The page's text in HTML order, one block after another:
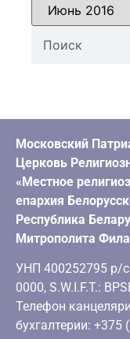
Московский
Церковь
«Местное
епархия
Республика
Митрополита
УНП 400252795 р/с
0000, S.W.I.F.T.:
Телефон
бухгалтерии: +375